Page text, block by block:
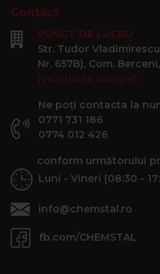
Contact
PUNCT DE LUCRU
Str. Tudor
Nr. 657B), Com.
(vezi harta Google)
Ne poți contacta la
0771 731 186
0774 012 426
conform următorului
Luni - Vineri (08:30 -
info@chemstal.ro
fb.com/CHEMSTAL